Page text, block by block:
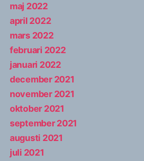
maj 2022
april 2022
mars 2022
februari 2022
januari 2022
december 2021
november 2021
oktober 2021
september 2021
augusti 2021
juli 2021